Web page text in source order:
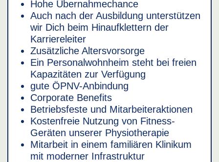
Hohe Übernahmechance
Auch nach der Ausbildung unterstützen
wir Dich beim Hinaufklettern der
Karriereleiter
Zusätzliche Altersvorsorge
Ein Personalwohnheim steht bei freien
Kapazitäten zur Verfügung
gute ÖPNV-Anbindung
Corporate Benefits
Betriebsfeste und Mitarbeiteraktionen
Kostenfreie Nutzung von Fitness-
Geräten unserer Physiotherapie
Mitarbeit in einem familiären Klinikum
mit moderner Infrastruktur